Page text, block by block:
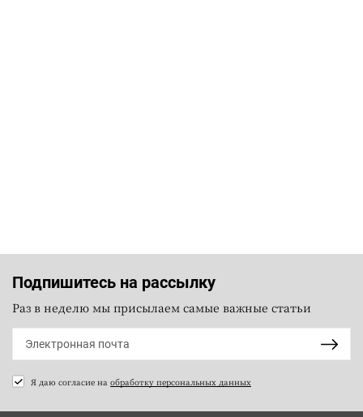
Подпишитесь на рассылку
Раз в неделю мы присылаем самые важные статьи
Я даю согласие на обработку персональных данных